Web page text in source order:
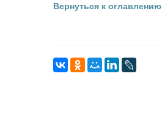
Вернуться к оглавлению